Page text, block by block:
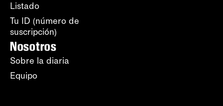
Listado
Tu ID (número de
suscripción)
Nosotros
Sobre la diaria
Equipo